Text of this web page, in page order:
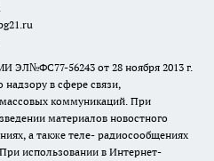
ЭЛ№ФС77-56243 от 28 ноября 2013 г.
в сфере связи,
коммуникаций. При
материалов новостного
а также теле- радиосообщениях
использовании в Интернет-